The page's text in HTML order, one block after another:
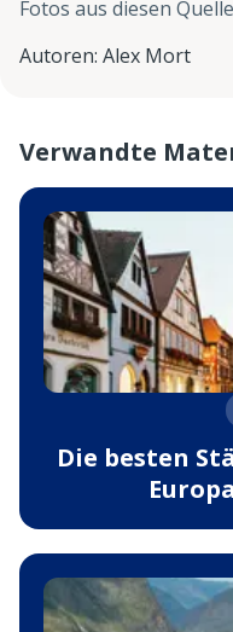
Fotos aus diesen
Autoren: Alex Mort
Verwandte
Die besten